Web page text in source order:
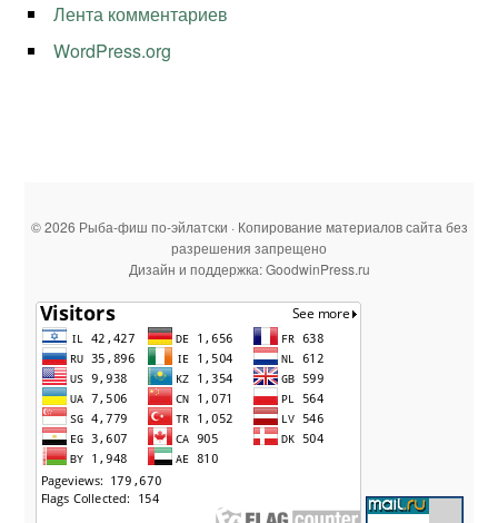
Лента комментариев
WordPress.org
© 2026 Рыба-фиш по-эйлатски · Копирование материалов сайта без
разрешения запрещено
Дизайн и поддержка: GoodwinPress.ru